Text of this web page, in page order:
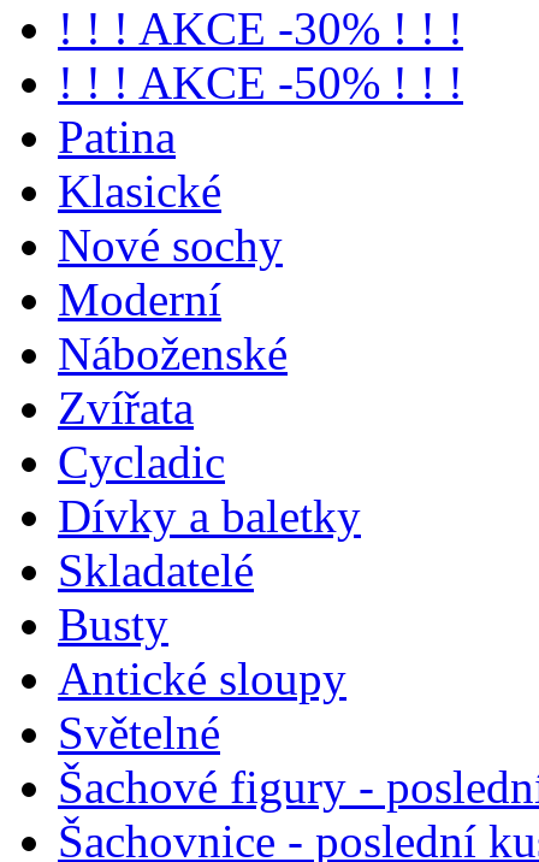
! ! ! AKCE -30% ! ! !
! ! ! AKCE -50% ! ! !
Patina
Klasické
Nové sochy
Moderní
Náboženské
Zvířata
Cycladic
Dívky a baletky
Skladatelé
Busty
Antické sloupy
Světelné
Šachové figury -
Šachovnice - poslední